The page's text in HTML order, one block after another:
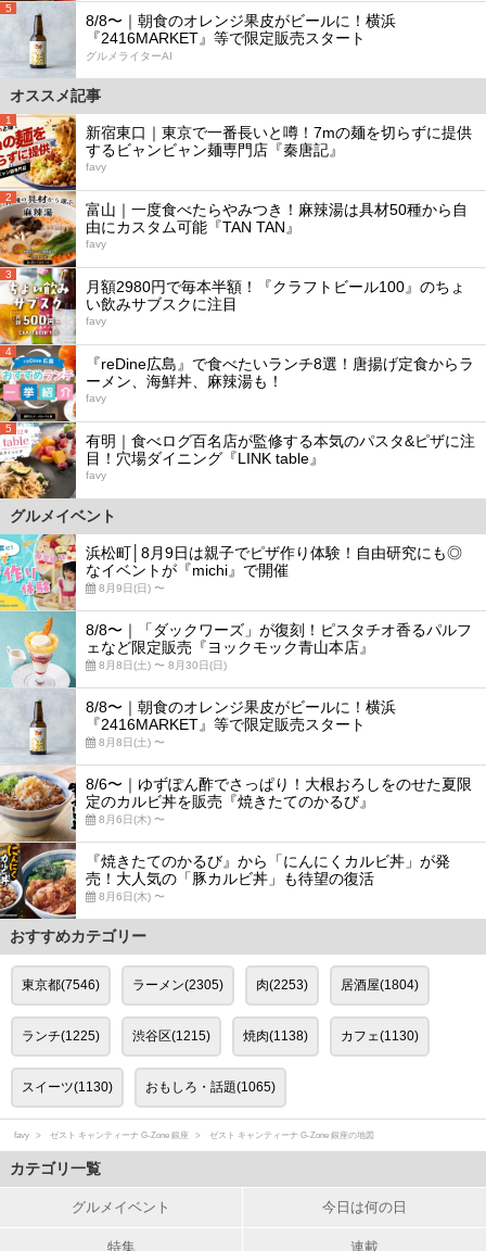
5
8/8〜｜朝食のオレンジ果皮がビールに！横浜
『2416MARKET』等で限定販売スタート
グルメライターAI
オススメ記事
1
新宿東口｜東京で一番長いと噂！7mの麺を切らずに提供
するビャンビャン麺専門店『秦唐記』
favy
2
富山｜一度食べたらやみつき！麻辣湯は具材50種から自
由にカスタム可能『TAN TAN』
favy
3
月額2980円で毎本半額！『クラフトビール100』のちょ
い飲みサブスクに注目
favy
4
『reDine広島』で食べたいランチ8選！唐揚げ定食からラ
ーメン、海鮮丼、麻辣湯も！
favy
5
有明｜食べログ百名店が監修する本気のパスタ&ピザに注
目！穴場ダイニング『LINK table』
favy
グルメイベント
浜松町│8月9日は親子でピザ作り体験！自由研究にも◎
なイベントが『michi』で開催
8月9日(日) 〜
8/8〜｜「ダックワーズ」が復刻！ピスタチオ香るパルフ
ェなど限定販売『ヨックモック青山本店』
8月8日(土) 〜 8月30日(日)
8/8〜｜朝食のオレンジ果皮がビールに！横浜
『2416MARKET』等で限定販売スタート
8月8日(土) 〜
8/6〜｜ゆずぽん酢でさっぱり！大根おろしをのせた夏限
定のカルビ丼を販売『焼きたてのかるび』
8月6日(木) 〜
『焼きたてのかるび』から「にんにくカルビ丼」が発
売！大人気の「豚カルビ丼」も待望の復活
8月6日(木) 〜
おすすめカテゴリー
東京都(7546) ラーメン(2305) 肉(2253) 居酒屋(1804)
ランチ(1225) 渋谷区(1215) 焼肉(1138) カフェ(1130)
スイーツ(1130) おもしろ・話題(1065)
favy ゼスト キャンティーナ G-Zone 銀座 ゼスト キャンティーナ G-Zone 銀座の地図
カテゴリ一覧
グルメイベント 今日は何の日
特集 連載